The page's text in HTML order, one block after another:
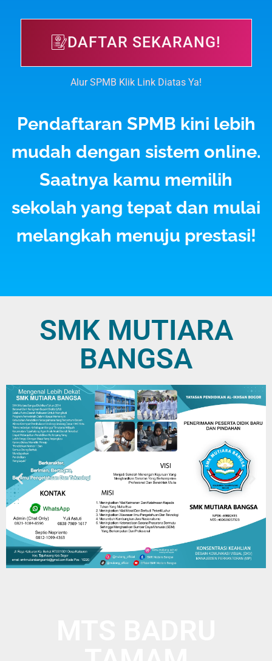
DAFTAR SEKARANG!
Alur SPMB Klik Link Diatas Ya!
Pendaftaran SPMB kini lebih
mudah dengan sistem online.
Saatnya kamu memilih
sekolah yang tepat dan mulai
melangkah menuju prestasi!
SMK MUTIARA
BANGSA